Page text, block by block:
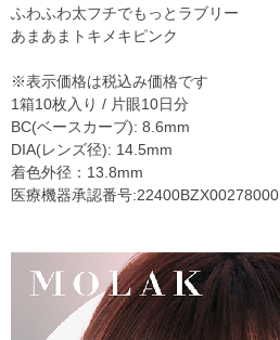
ふわふわ太フチでもっとラブリー
あまあまトキメキピンク
※表示価格は税込み価格です
1箱10枚入り / 片眼10日分
BC(ベースカーブ): 8.6mm
DIA(レンズ径): 14.5mm
着色外径：13.8mm
医療機器承認番号:22400BZX00278000